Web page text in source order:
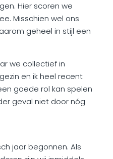
Hier scoren we
Misschien wel ons
geheel in stijl een
we collectief in
en ik heel recent
goede rol kan spelen
geval niet door nóg
jaar begonnen. Als